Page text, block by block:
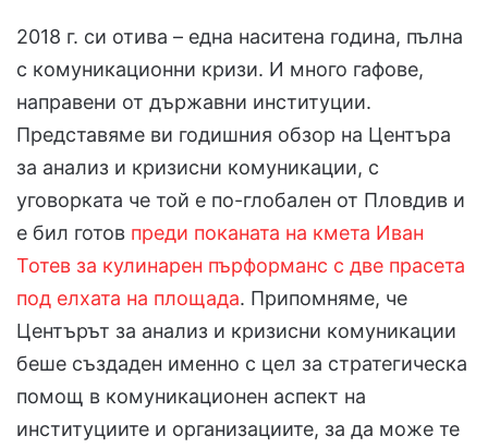
2018 г. си отива – една наситена година, пълна
с комуникационни кризи. И много гафове,
направени от държавни институции.
Представяме ви годишния обзор на Центъра
за анализ и кризисни комуникации, с
уговорката че той е по-глобален от Пловдив и
е бил готов преди поканата на кмета Иван
Тотев за кулинарен пърформанс с две прасета
под елхата на площада. Припомняме, че
Центърът за анализ и кризисни комуникации
беше създаден именно с цел за стратегическа
помощ в комуникационен аспект на
институциите и организациите, за да може те